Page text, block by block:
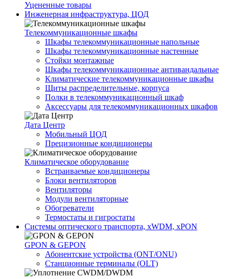
Уцененные товары
Инженерная инфраструктура, ЦОД
Телекоммуникационные шкафы
Шкафы телекоммуникационные напольные
Шкафы телекоммуникационные настенные
Стойки монтажные
Шкафы телекоммуникационные антивандальные
Климатические телекоммуникационные шкафы
Щиты распределительные, корпуса
Полки в телекоммуникационный шкаф
Аксессуары для телекоммуникационных шкафов
Дата Центр
Мобильный ЦОД
Прецизионные кондиционеры
Климатичeское оборудование
Встраиваемые кондиционеры
Блоки вентиляторов
Вентиляторы
Модули вентиляторные
Обогреватели
Термостаты и гигростаты
Системы оптического транспорта, xWDM, xPON
GPON & GEPON
Абонентские устройства (ONT/ONU)
Станционные терминалы (OLT)